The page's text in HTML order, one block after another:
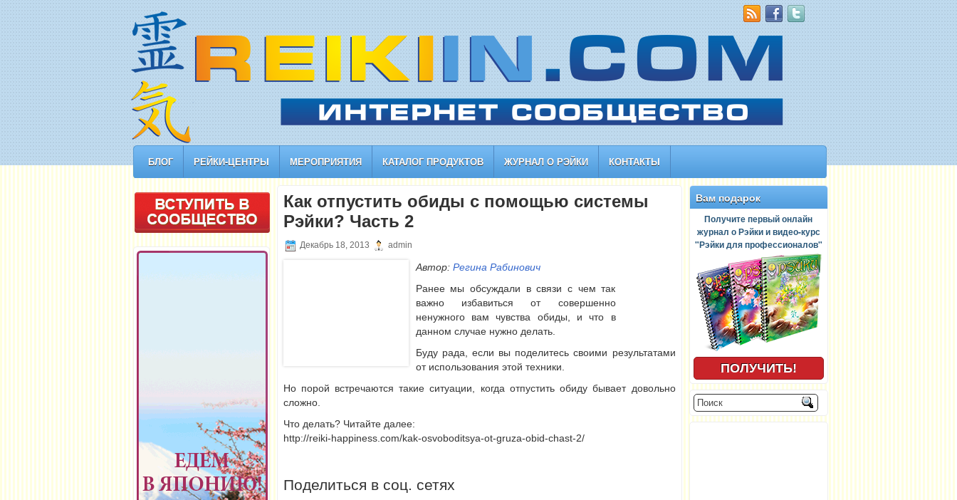
БЛОГ РЕЙКИ-ЦЕНТРЫ МЕРОПРИЯТИЯ КАТАЛОГ ПРОДУКТОВ ЖУРНАЛ О РЭЙКИ КОНТАКТЫ
Как отпустить обиды с помощью системы
Рэйки? Часть 2
Декабрь 18, 2013 admin
Автор: Регина Рабинович
Ранее мы обсуждали в связи с чем так
важно избавиться от совершенно
ненужного вам чувства обиды, и что в
данном случае нужно делать.
Буду рада, если вы поделитесь своими результатами
от использования этой техники.
Но порой встречаются такие ситуации, когда отпустить обиду бывает довольно
сложно.
Что делать? Читайте далее:
http://reiki-happiness.com/kak-osvoboditsya-ot-gruza-obid-chast-2/
Поделиться в соц. сетях
Вам подарок
Получите первый онлайн
журнал о Рэйки и видео-курс
"Рэйки для профессионалов"